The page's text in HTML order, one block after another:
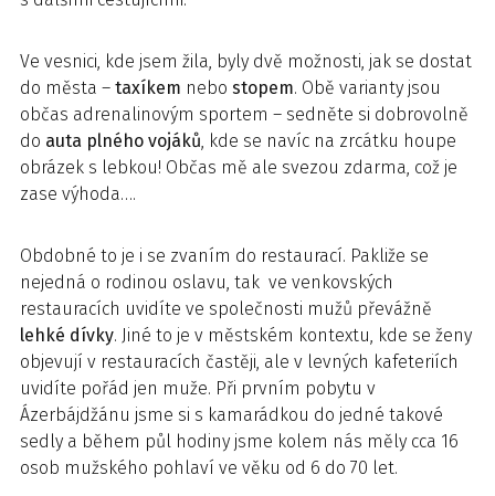
Ve vesnici, kde jsem žila, byly dvě možnosti, jak se dostat
do města – taxíkem nebo stopem. Obě varianty jsou
občas adrenalinovým sportem – sedněte si dobrovolně
do auta plného vojáků, kde se navíc na zrcátku houpe
obrázek s lebkou! Občas mě ale svezou zdarma, což je
zase výhoda….
Obdobné to je i se zvaním do restaurací. Pakliže se
nejedná o rodinou oslavu, tak ve venkovských
restauracích uvidíte ve společnosti mužů převážně
lehké dívky. Jiné to je v městském kontextu, kde se ženy
objevují v restauracích častěji, ale v levných kafeteriích
uvidíte pořád jen muže. Při prvním pobytu v
Ázerbájdžánu jsme si s kamarádkou do jedné takové
sedly a během půl hodiny jsme kolem nás měly cca 16
osob mužského pohlaví ve věku od 6 do 70 let.